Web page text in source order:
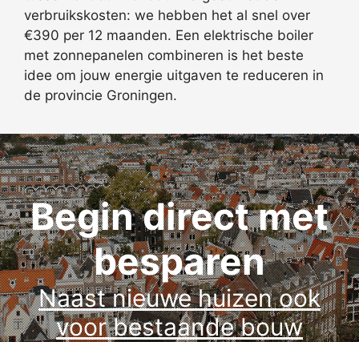
verbruikskosten: we hebben het al snel over
€390 per 12 maanden. Een elektrische boiler
met zonnepanelen combineren is het beste
idee om jouw energie uitgaven te reduceren in
de provincie Groningen.
Begin direct met
besparen
Naast nieuwe huizen ook
voor bestaande bouw